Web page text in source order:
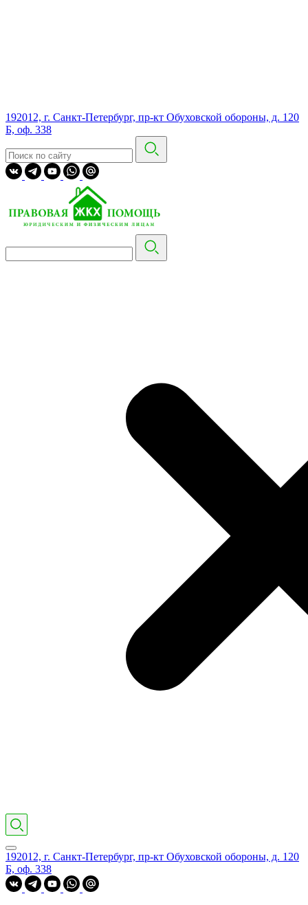
192012, г. Санкт-Петербург, пр-кт Обуховской обороны, д. 120
Б, оф. 338
192012, г. Санкт-Петербург, пр-кт Обуховской обороны, д. 120
Б, оф. 338